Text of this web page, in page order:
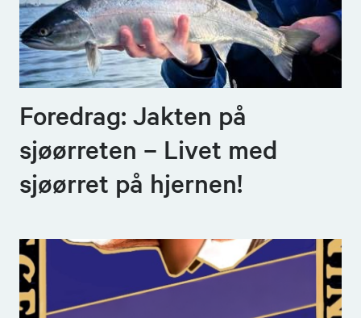
Foredrag: Jakten på
sjøørreten – Livet med
sjøørret på hjernen!